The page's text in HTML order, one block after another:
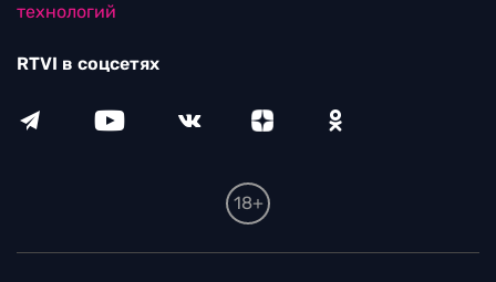
технологий
RTVI в соцсетях
18+